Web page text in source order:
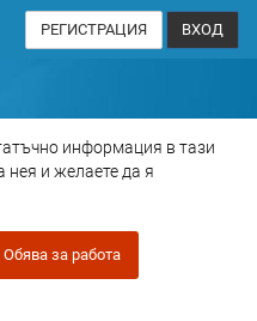
РЕГИСТРАЦИЯ ВХОД
информация в тази
и желаете да я
Обява за работа